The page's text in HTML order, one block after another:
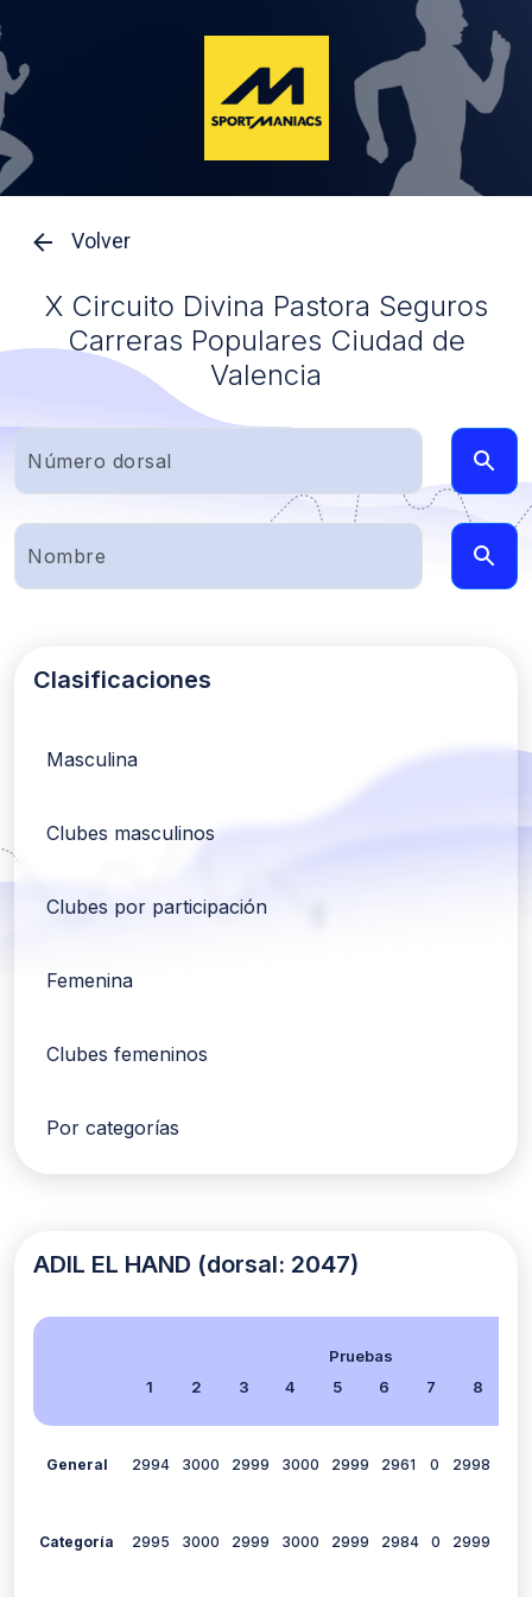
Volver
X Circuito Divina Pastora Seguros
Carreras Populares Ciudad de
Valencia
Clasificaciones
Masculina
Clubes masculinos
Clubes por participación
Femenina
Clubes femeninos
Por categorías
ADIL EL HAND (dorsal: 2047)
Pruebas
1
2 3 4 5 6 7 8
General 2994 3000 2999 3000 2999 2961 0 2998
Categoría 2995 3000 2999 3000 2999 2984 0 2999